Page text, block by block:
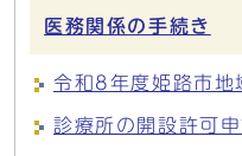
医務関係の手続き
令和8年度姫路市地
診療所の開設許可